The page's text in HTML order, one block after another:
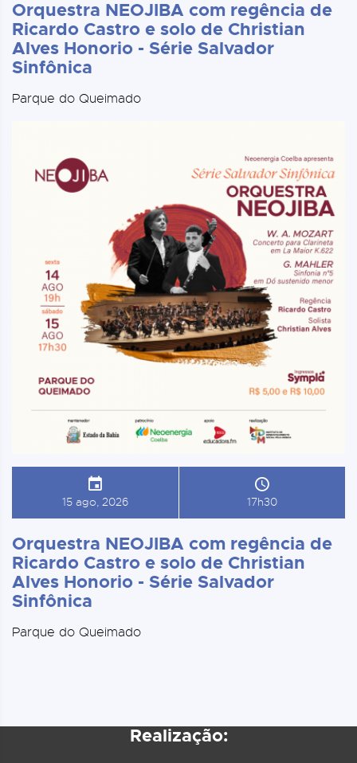
Orquestra NEOJIBA com regência de
Ricardo Castro e solo de Christian
Alves Honorio - Série Salvador
Sinfônica
Parque do Queimado
15 ago, 2026 17h30
Orquestra NEOJIBA com regência de
Ricardo Castro e solo de Christian
Alves Honorio - Série Salvador
Sinfônica
Parque do Queimado
Realização: